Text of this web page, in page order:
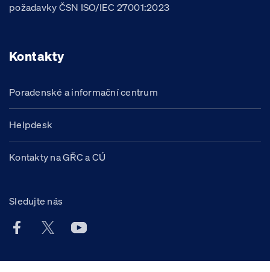
požadavky ČSN ISO/IEC 27001:2023
Kontakty
Poradenské a informační centrum
Helpdesk
Kontakty na GŘC a CÚ
Sledujte nás
Facebook účet Celní správy ČR
X účet Celní správy ČR
Youtube účet Celní správy ČR